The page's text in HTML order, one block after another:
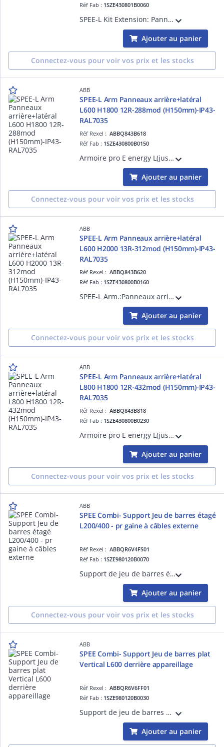
Réf Fab : 1SZE430801B0060
SPEE-L Kit Extension: Panneau arrière+couplage L400xH1600 mm
Ajouter au panier
Connectez-vous pour voir vos prix et les stocks
ABB
SPEE-L Arm Panneaux arrière+latéral
L600 H1800 12R-288mod (H150mm)-IP43-
RAL7035
Réf Rexel :ABBQ843B618
Réf Fab : 1SZE430800B0150
Armoire pro E energy L(jusqu'à 800A) - mural installation intérieure - dimensions en mm (HxLxP) 1849x600x250 12R - Classe de protection IP43 (avec porte) IP30, sans porte IK08 pour le châssis - Matériau en tôle d'acier en poudre RAL 7035.
Ajouter au panier
Connectez-vous pour voir vos prix et les stocks
ABB
SPEE-L Arm Panneaux arrière+latéral
L600 H2000 13R-312mod (H150mm)-IP43-
RAL7035
Réf Rexel :ABBQ843B620
Réf Fab : 1SZE430800B0160
SPEE-L Arm.:Panneaux arrière+latéral L600 H2000 13R-312mod (H150mm)-IP43-RAL7035
Ajouter au panier
Connectez-vous pour voir vos prix et les stocks
ABB
SPEE-L Arm Panneaux arrière+latéral
L800 H1800 12R-432mod (H150mm)-IP43-
RAL7035
Réf Rexel :ABBQ843B818
Réf Fab : 1SZE430800B0230
Armoire pro E energy L(jusqu'à 800A) - mural installation intérieure - dimensions en mm (HxLxP) 1849x816x250 12R - Classe de protection IP43 (avec porte) IP30, sans porte IK08 pour le châssis - Matériau en tôle d'acier en poudre RAL 7035.
Ajouter au panier
Connectez-vous pour voir vos prix et les stocks
ABB
SPEE Combi- Support Jeu de barres étagé
L200/400 - pr gaine à câbles externe
Réf Rexel :ABBQR6V4FS01
Réf Fab : 1SZE980120B0070
Support de jeu de barres étagé pour System pro E Energy Combi - Courant nominal (In) 630A - Nombre de pôles 4 - Couleur:Gris L=200mm - H=400mm.
Ajouter au panier
Connectez-vous pour voir vos prix et les stocks
ABB
SPEE Combi- Support Jeu de barres plat
Vertical L600 derrière appareillage
Réf Rexel :ABBQR6V6FF01
Réf Fab : 1SZE980120B0030
Support de jeu de barres plat Vertical pour System pro E Energy Combi - Courant nominal (In) 630A - Nombre de pôles 4 - Couleur:Gris L=600mm.
Ajouter au panier